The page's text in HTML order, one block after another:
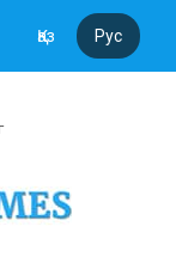
Қаз Рус